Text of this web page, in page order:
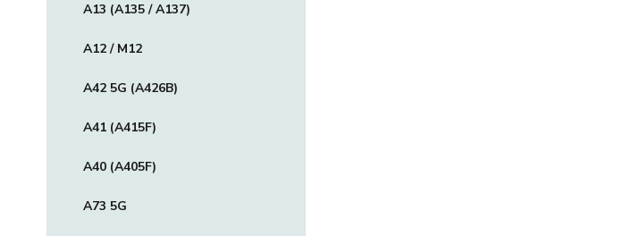
A13 (A135 / A137)
A12 / M12
A42 5G (A426B)
A41 (A415F)
A40 (A405F)
A73 5G